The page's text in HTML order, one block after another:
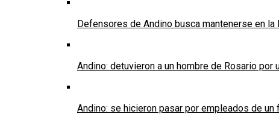
Defensores de Andino busca mantenerse en
Andino: detuvieron a un hombre de Rosario por
Andino: se hicieron pasar por empleados de